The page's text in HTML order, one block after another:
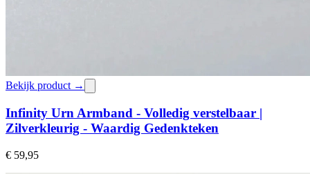
Bekijk product →
Infinity Urn Armband - Volledig verstelbaar |
Zilverkleurig - Waardig Gedenkteken
€ 59,95